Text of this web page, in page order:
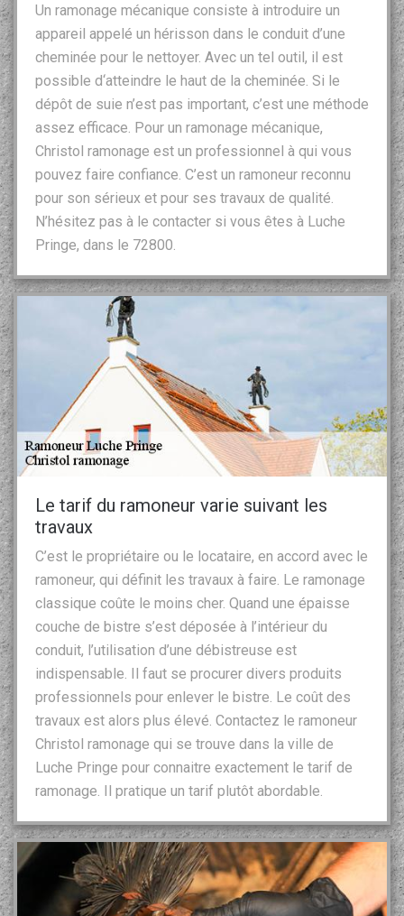
Un ramonage mécanique consiste à introduire un
appareil appelé un hérisson dans le conduit d’une
cheminée pour le nettoyer. Avec un tel outil, il est
possible d‘atteindre le haut de la cheminée. Si le
dépôt de suie n’est pas important, c’est une méthode
assez efficace. Pour un ramonage mécanique,
Christol ramonage est un professionnel à qui vous
pouvez faire confiance. C’est un ramoneur reconnu
pour son sérieux et pour ses travaux de qualité.
N’hésitez pas à le contacter si vous êtes à Luche
Pringe, dans le 72800.
Le tarif du ramoneur varie suivant les
travaux
C’est le propriétaire ou le locataire, en accord avec le
ramoneur, qui définit les travaux à faire. Le ramonage
classique coûte le moins cher. Quand une épaisse
couche de bistre s’est déposée à l’intérieur du
conduit, l’utilisation d’une débistreuse est
indispensable. Il faut se procurer divers produits
professionnels pour enlever le bistre. Le coût des
travaux est alors plus élevé. Contactez le ramoneur
Christol ramonage qui se trouve dans la ville de
Luche Pringe pour connaitre exactement le tarif de
ramonage. Il pratique un tarif plutôt abordable.